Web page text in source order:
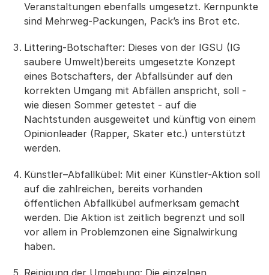
Veranstaltungen ebenfalls umgesetzt. Kernpunkte
sind Mehrweg-Packungen, Pack’s ins Brot etc.
Littering-Botschafter: Dieses von der IGSU (IG
saubere Umwelt)bereits umgesetzte Konzept
eines Botschafters, der Abfallsünder auf den
korrekten Umgang mit Abfällen anspricht, soll -
wie diesen Sommer getestet - auf die
Nachtstunden ausgeweitet und künftig von einem
Opinionleader (Rapper, Skater etc.) unterstützt
werden.
Künstler–Abfallkübel: Mit einer Künstler-Aktion soll
auf die zahlreichen, bereits vorhanden
öffentlichen Abfallkübel aufmerksam gemacht
werden. Die Aktion ist zeitlich begrenzt und soll
vor allem in Problemzonen eine Signalwirkung
haben.
Reinigung der Umgebung: Die einzelnen